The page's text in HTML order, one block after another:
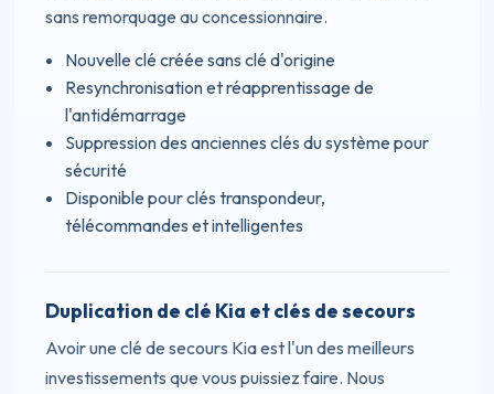
sans remorquage au concessionnaire.
Nouvelle clé créée sans clé d'origine
Resynchronisation et réapprentissage de
l'antidémarrage
Suppression des anciennes clés du système pour
sécurité
Disponible pour clés transpondeur,
télécommandes et intelligentes
Duplication de clé Kia et clés de secours
Avoir une clé de secours Kia est l'un des meilleurs
investissements que vous puissiez faire. Nous